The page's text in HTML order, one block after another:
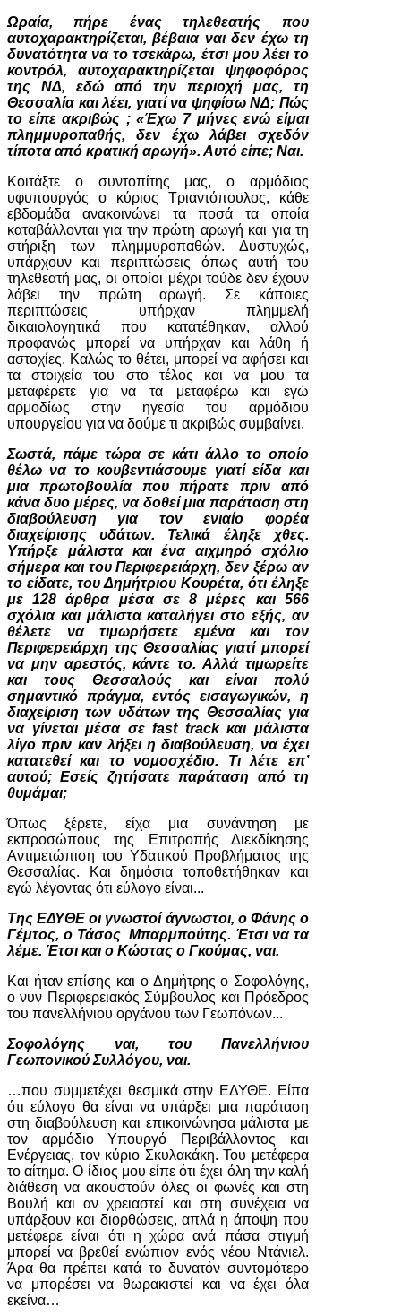
Ωραία, πήρε ένας τηλεθεατής που
αυτοχαρακτηρίζεται, βέβαια ναι δεν έχω τη
δυνατότητα να το τσεκάρω, έτσι μου λέει το
κοντρόλ, αυτοχαρακτηρίζεται ψηφοφόρος
της ΝΔ, εδώ από την περιοχή μας, τη
Θεσσαλία και λέει, γιατί να ψηφίσω ΝΔ; Πώς
το είπε ακριβώς ; «Έχω 7 μήνες ενώ είμαι
πλημμυροπαθής, δεν έχω λάβει σχεδόν
τίποτα από κρατική αρωγή». Αυτό είπε; Ναι.
Κοιτάξτε ο συντοπίτης μας, ο αρμόδιος
υφυπουργός ο κύριος Τριαντόπουλος, κάθε
εβδομάδα ανακοινώνει τα ποσά τα οποία
καταβάλλονται για την πρώτη αρωγή και για τη
στήριξη των πλημμυροπαθών. Δυστυχώς,
υπάρχουν και περιπτώσεις όπως αυτή του
τηλεθεατή μας, οι οποίοι μέχρι τούδε δεν έχουν
λάβει την πρώτη αρωγή. Σε κάποιες
περιπτώσεις υπήρχαν πλημμελή
δικαιολογητικά που κατατέθηκαν, αλλού
προφανώς μπορεί να υπήρχαν και λάθη ή
αστοχίες. Καλώς το θέτει, μπορεί να αφήσει και
τα στοιχεία του στο τέλος και να μου τα
μεταφέρετε για να τα μεταφέρω και εγώ
αρμοδίως στην ηγεσία του αρμόδιου
υπουργείου για να δούμε τι ακριβώς συμβαίνει.
Σωστά, πάμε τώρα σε κάτι άλλο το οποίο
θέλω να το κουβεντιάσουμε γιατί είδα και
μια πρωτοβουλία που πήρατε πριν από
κάνα δυο μέρες, να δοθεί μια παράταση στη
διαβούλευση για τον ενιαίο φορέα
διαχείρισης υδάτων. Τελικά έληξε χθες.
Υπήρξε μάλιστα και ένα αιχμηρό σχόλιο
σήμερα και του Περιφερειάρχη, δεν ξέρω αν
το είδατε, του Δημήτριου Κουρέτα, ότι έληξε
με 128 άρθρα μέσα σε 8 μέρες και 566
σχόλια και μάλιστα καταλήγει στο εξής, αν
θέλετε να τιμωρήσετε εμένα και τον
Περιφερειάρχη της Θεσσαλίας γιατί μπορεί
να μην αρεστός, κάντε το. Αλλά τιμωρείτε
και τους Θεσσαλούς και είναι πολύ
σημαντικό πράγμα, εντός εισαγωγικών, η
διαχείριση των υδάτων της Θεσσαλίας για
να γίνεται μέσα σε fast track και μάλιστα
λίγο πριν καν λήξει η διαβούλευση, να έχει
κατατεθεί και το νομοσχέδιο. Τι λέτε επ’
αυτού; Εσείς ζητήσατε παράταση από τη
θυμάμαι;
Όπως ξέρετε, είχα μια συνάντηση με
εκπροσώπους της Επιτροπής Διεκδίκησης
Αντιμετώπιση του Υδατικού Προβλήματος της
Θεσσαλίας. Και δημόσια τοποθετήθηκαν και
εγώ λέγοντας ότι εύλογο είναι...
Της ΕΔΥΘΕ οι γνωστοί άγνωστοι, ο Φάνης ο
Γέμτος, ο Τάσος Μπαρμπούτης. Έτσι να τα
λέμε. Έτσι και ο Κώστας ο Γκούμας, ναι.
Και ήταν επίσης και ο Δημήτρης ο Σοφολόγης,
ο νυν Περιφερειακός Σύμβουλος και Πρόεδρος
του πανελλήνιου οργάνου των Γεωπόνων...
Σοφολόγης ναι, του Πανελλήνιου
Γεωπονικού Συλλόγου, ναι.
…που συμμετέχει θεσμικά στην ΕΔΥΘΕ. Είπα
ότι εύλογο θα είναι να υπάρξει μια παράταση
στη διαβούλευση και επικοινώνησα μάλιστα με
τον αρμόδιο Υπουργό Περιβάλλοντος και
Ενέργειας, τον κύριο Σκυλακάκη. Του μετέφερα
το αίτημα. Ο ίδιος μου είπε ότι έχει όλη την καλή
διάθεση να ακουστούν όλες οι φωνές και στη
Βουλή και αν χρειαστεί και στη συνέχεια να
υπάρξουν και διορθώσεις, απλά η άποψη που
μετέφερε είναι ότι η χώρα ανά πάσα στιγμή
μπορεί να βρεθεί ενώπιον ενός νέου Ντάνιελ.
Άρα θα πρέπει κατά το δυνατόν συντομότερο
να μπορέσει να θωρακιστεί και να έχει όλα
εκείνα…